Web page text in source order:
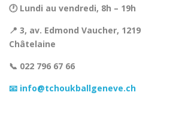
🕐 Lundi au vendredi, 8h – 19h
📍 3, av. Edmond Vaucher, 1219
Châtelaine
📞 022 796 67 66
📧 info@tchoukballgeneve.ch